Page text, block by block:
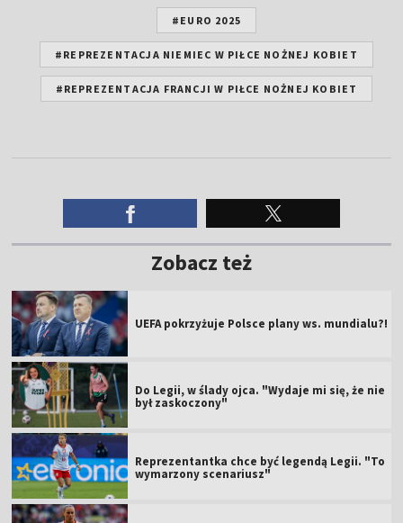
#EURO 2025
#REPREZENTACJA NIEMIEC W PIŁCE NOŻNEJ KOBIET
#REPREZENTACJA FRANCJI W PIŁCE NOŻNEJ KOBIET
Zobacz też
UEFA pokrzyżuje Polsce plany ws. mundialu?!
Do Legii, w ślady ojca. "Wydaje mi się, że nie
był zaskoczony"
Reprezentantka chce być legendą Legii. "To
wymarzony scenariusz"